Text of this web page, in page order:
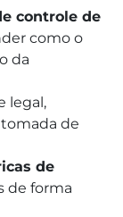
controle de
como o
da
legal,
de
de
de forma